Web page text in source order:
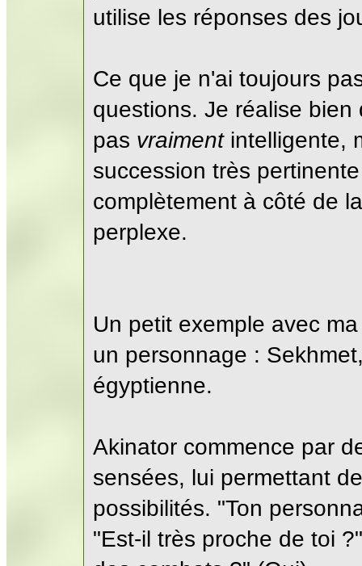
utilise les réponses des
Ce que je n'ai toujours
questions. Je réalise
pas vraimentintelligente,
succession très
complètement à côté de
perplexe.
Un petit exemple avec
un personnage :
égyptienne.
Akinator commence par
sensées, lui permettant
possibilités. "Ton
"Est-il très proche de toi